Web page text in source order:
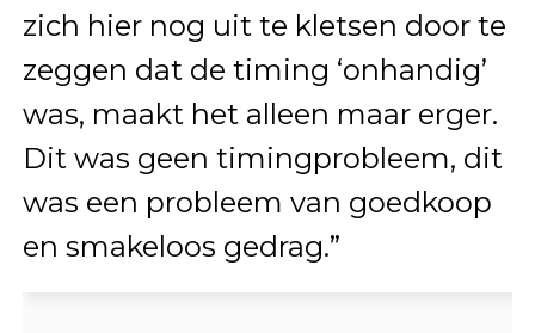
zich hier nog uit te kletsen door te
zeggen dat de timing ‘onhandig’
was, maakt het alleen maar erger.
Dit was geen timingprobleem, dit
was een probleem van goedkoop
en smakeloos gedrag.”